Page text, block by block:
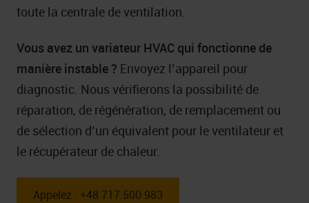
toute la centrale de ventilation.
Vous avez un variateur HVAC qui fonctionne de
manière instable ? Envoyez l’appareil pour
diagnostic. Nous vérifierons la possibilité de
réparation, de régénération, de remplacement ou
de sélection d’un équivalent pour le ventilateur et
le récupérateur de chaleur.
Appelez : +48 717 500 983